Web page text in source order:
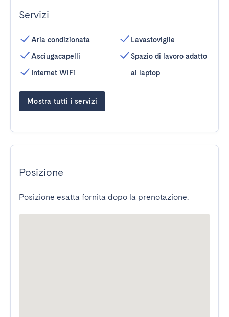
Servizi
Aria condizionata
Asciugacapelli
Internet WiFi
Lavastoviglie
Spazio di lavoro adatto
ai laptop
Mostra tutti i servizi
Posizione
Posizione esatta fornita dopo la prenotazione.